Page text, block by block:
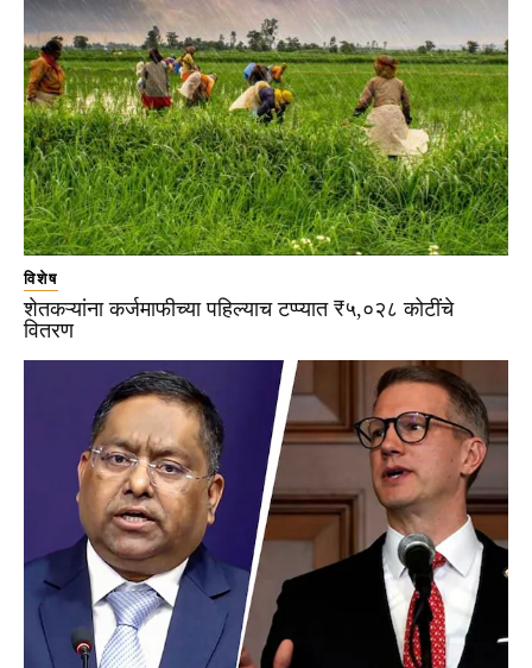
विशेष
शेतकऱ्यांना कर्जमाफीच्या पहिल्याच टप्प्यात ₹५,०२८ कोटींचे
वितरण